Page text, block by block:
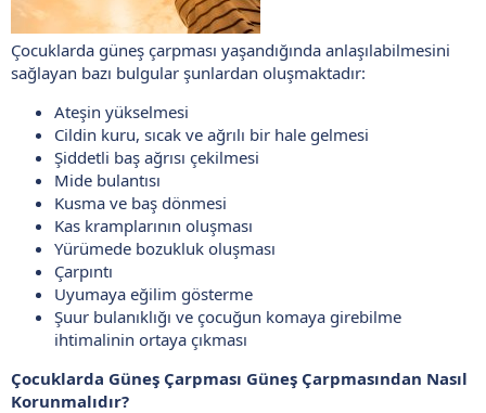
Çocuklarda güneş çarpması yaşandığında anlaşılabilmesini
sağlayan bazı bulgular şunlardan oluşmaktadır:
Ateşin yükselmesi
Cildin kuru, sıcak ve ağrılı bir hale gelmesi
Şiddetli baş ağrısı çekilmesi
Mide bulantısı
Kusma ve baş dönmesi
Kas kramplarının oluşması
Yürümede bozukluk oluşması
Çarpıntı
Uyumaya eğilim gösterme
Şuur bulanıklığı ve çocuğun komaya girebilme
ihtimalinin ortaya çıkması
Çocuklarda Güneş Çarpması Güneş Çarpmasından Nasıl
Korunmalıdır?